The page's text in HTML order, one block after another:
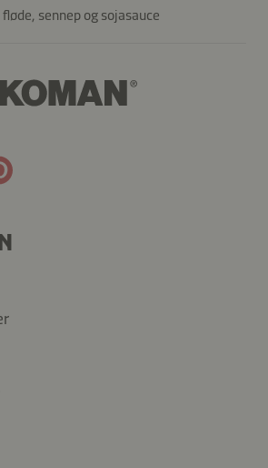
sennep og sojasauce